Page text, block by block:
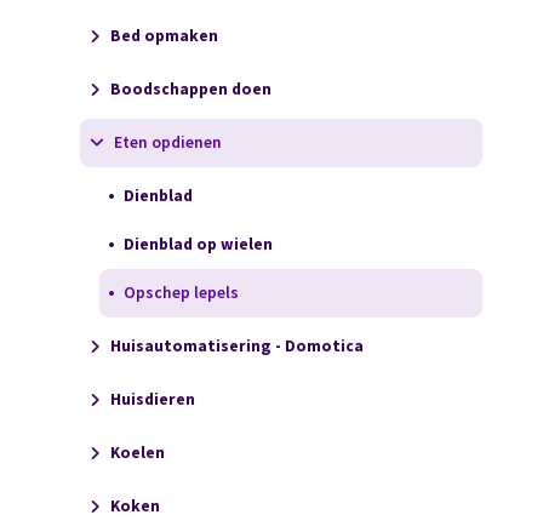
Bed opmaken
Boodschappen doen
Eten opdienen
Dienblad
Dienblad op wielen
Opschep lepels
Huisautomatisering - Domotica
Huisdieren
Koelen
Koken